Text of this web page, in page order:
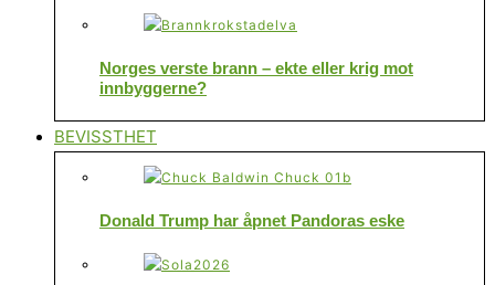
Norges verste brann – ekte eller krig mot
innbyggerne?
BEVISSTHET
Donald Trump har åpnet Pandoras eske